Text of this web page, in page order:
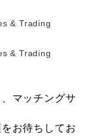
& Trading
& Trading
マッチングサ
お待ちしてお